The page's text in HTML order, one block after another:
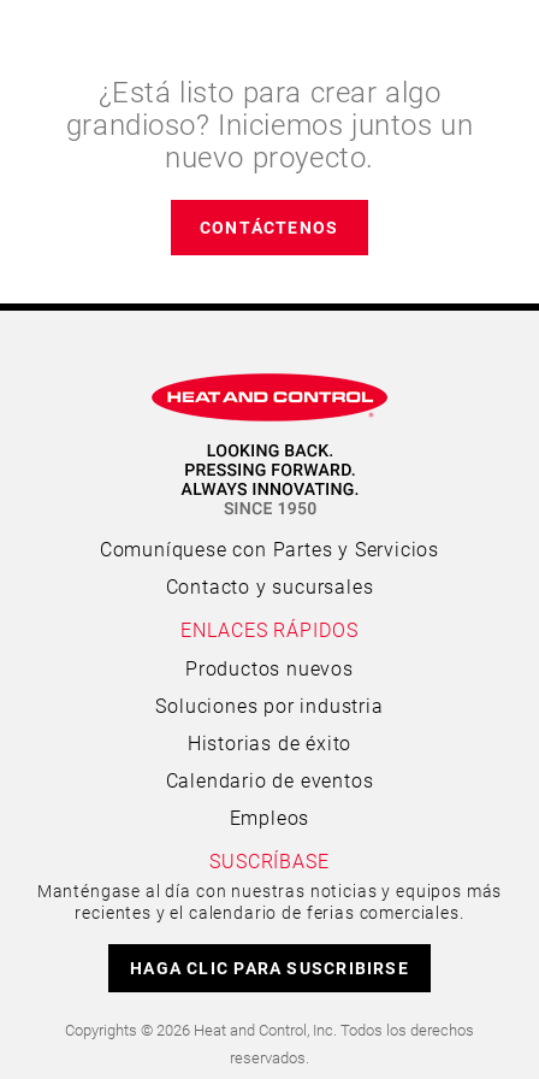
¿Está listo para crear algo
grandioso? Iniciemos juntos un
nuevo proyecto.
CONTÁCTENOS
Comuníquese con Partes y Servicios
Contacto y sucursales
ENLACES RÁPIDOS
Productos nuevos
Soluciones por industria
Historias de éxito
Calendario de eventos
Empleos
SUSCRÍBASE
Manténgase al día con nuestras noticias y equipos más
recientes y el calendario de ferias comerciales.
HAGA CLIC PARA SUSCRIBIRSE
Copyrights © 2026 Heat and Control, Inc. Todos los derechos
reservados.